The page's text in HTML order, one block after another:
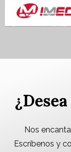
Nos
Escríbenos y